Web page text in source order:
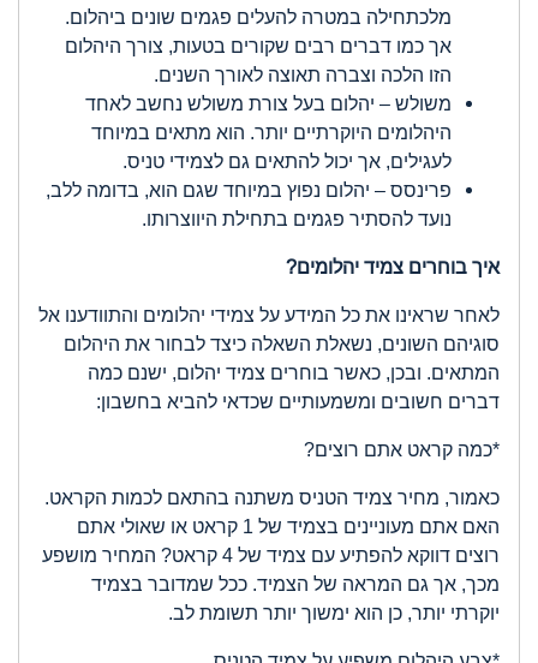
מלכתחילה במטרה להעלים פגמים שונים ביהלום.
אך כמו דברים רבים שקורים בטעות, צורך היהלום
הזו הלכה וצברה תאוצה לאורך השנים.
משולש – יהלום בעל צורת משולש נחשב לאחד
היהלומים היוקרתיים יותר. הוא מתאים במיוחד
לעגילים, אך יכול להתאים גם לצמידי טניס.
פרינסס – יהלום נפוץ במיוחד שגם הוא, בדומה ללב,
נועד להסתיר פגמים בתחילת היווצרותו.
איך בוחרים צמיד יהלומים?
לאחר שראינו את כל המידע על צמידי יהלומים והתוודענו אל
סוגיהם השונים, נשאלת השאלה כיצד לבחור את היהלום
המתאים. ובכן, כאשר בוחרים צמיד יהלום, ישנם כמה
דברים חשובים ומשמעותיים שכדאי להביא בחשבון:
*כמה קראט אתם רוצים?
כאמור, מחיר צמיד הטניס משתנה בהתאם לכמות הקראט.
האם אתם מעוניינים בצמיד של 1 קראט או שאולי אתם
רוצים דווקא להפתיע עם צמיד של 4 קראט? המחיר מושפע
מכך, אך גם המראה של הצמיד. ככל שמדובר בצמיד
יוקרתי יותר, כן הוא ימשוך יותר תשומת לב.